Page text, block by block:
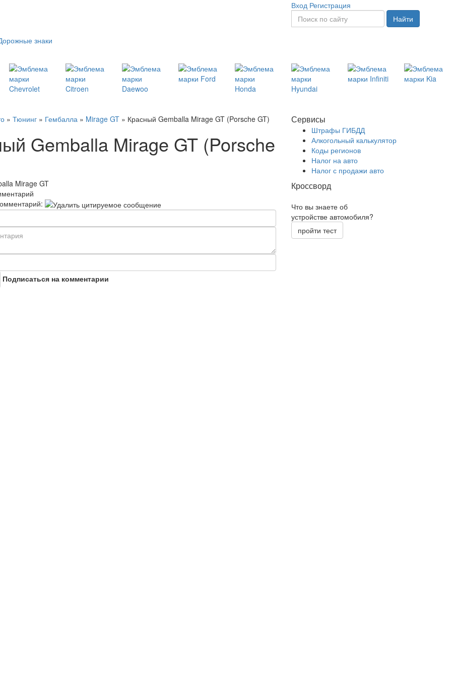
Вход Регистрация
Найти
знаки
» Тюнинг » Гембалла » Mirage GT » Красный Gemballa Mirage GT (Porsche GT)
Gemballa Mirage GT (Porsche
Mirage GT
Подписаться на комментарии
Сервисы
Штрафы ГИБДД
Алкогольный калькулятор
Коды регионов
Налог на авто
Налог с продажи авто
Кроссворд
Что вы знаете об
устройстве автомобиля?
пройти тест